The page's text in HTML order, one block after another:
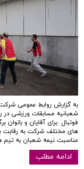
به گزارش روابط عمومی
شعبانیه مسابقات ورزشی در
فوتبال برای آقایان و بانوان
های مختلف شرکت به رقابت
مناسبت نیمه شعبان به تیم
ادامه مطلب